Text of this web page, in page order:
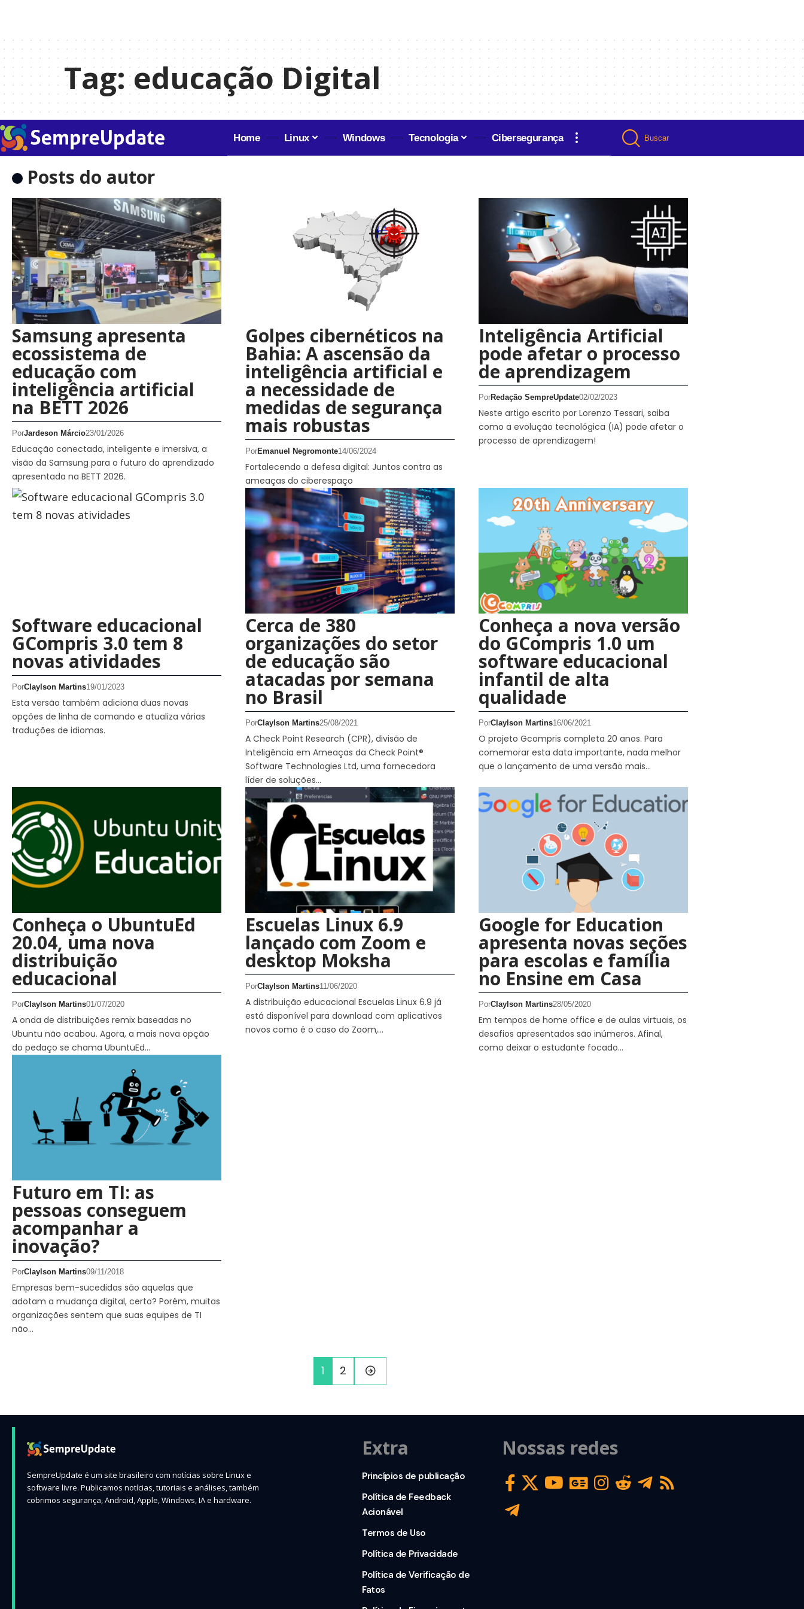
Tag:educação Digital
Home Linux Windows Tecnologia Cibersegurança Buscar
Posts do autor
Samsung apresenta
ecossistema de
educação com
inteligência artificial
na BETT 2026
PorJardeson Márcio23/01/2026
Educação conectada, inteligente e imersiva, a
visão da Samsung para o futuro do aprendizado
apresentada na BETT 2026.
Golpes cibernéticos na
Bahia: A ascensão da
inteligência artificial e
a necessidade de
medidas de segurança
mais robustas
PorEmanuel Negromonte14/06/2024
Fortalecendo a defesa digital: Juntos contra as
ameaças do ciberespaço
Inteligência Artificial
pode afetar o processo
de aprendizagem
PorRedação SempreUpdate02/02/2023
Neste artigo escrito por Lorenzo Tessari, saiba
como a evolução tecnológica (IA) pode afetar o
processo de aprendizagem!
Software educacional
GCompris 3.0 tem 8
novas atividades
PorClaylson Martins19/01/2023
Esta versão também adiciona duas novas
opções de linha de comando e atualiza várias
traduções de idiomas.
Cerca de 380
organizações do setor
de educação são
atacadas por semana
no Brasil
PorClaylson Martins25/08/2021
A Check Point Research (CPR), divisão de
Inteligência em Ameaças da Check Point®
Software Technologies Ltd, uma fornecedora
líder de soluções…
Conheça a nova versão
do GCompris 1.0 um
software educacional
infantil de alta
qualidade
PorClaylson Martins16/06/2021
O projeto Gcompris completa 20 anos. Para
comemorar esta data importante, nada melhor
que o lançamento de uma versão mais…
Conheça o UbuntuEd
20.04, uma nova
distribuição
educacional
PorClaylson Martins01/07/2020
A onda de distribuições remix baseadas no
Ubuntu não acabou. Agora, a mais nova opção
do pedaço se chama UbuntuEd…
Escuelas Linux 6.9
lançado com Zoom e
desktop Moksha
PorClaylson Martins11/06/2020
A distribuição educacional Escuelas Linux 6.9 já
está disponível para download com aplicativos
novos como é o caso do Zoom,…
Google for Education
apresenta novas seções
para escolas e família
no Ensine em Casa
PorClaylson Martins28/05/2020
Em tempos de home office e de aulas virtuais, os
desafios apresentados são inúmeros. Afinal,
como deixar o estudante focado…
Futuro em TI: as
pessoas conseguem
acompanhar a
inovação?
PorClaylson Martins09/11/2018
Empresas bem-sucedidas são aquelas que
adotam a mudança digital, certo? Porém, muitas
organizações sentem que suas equipes de TI
não…
1 2
SempreUpdate é um site brasileiro com notícias sobre Linux e
software livre. Publicamos notícias, tutoriais e análises, também
cobrimos segurança, Android, Apple, Windows, IA e hardware.
Extra
Princípios de publicação
Política de Feedback
Acionável
Termos de Uso
Política de Privacidade
Política de Verificação de
Fatos
Nossas redes